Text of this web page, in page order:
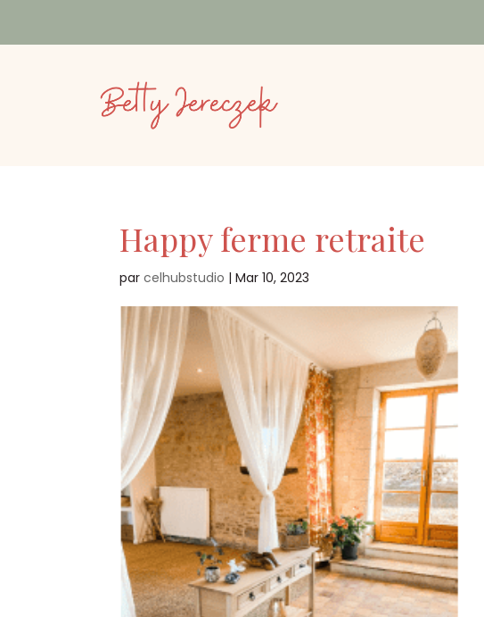
Happy ferme retraite
parcelhubstudio |Mar 10, 2023